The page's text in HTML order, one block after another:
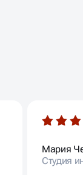
Мария
Студия